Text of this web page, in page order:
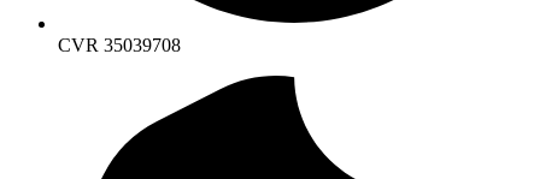
CVR 35039708